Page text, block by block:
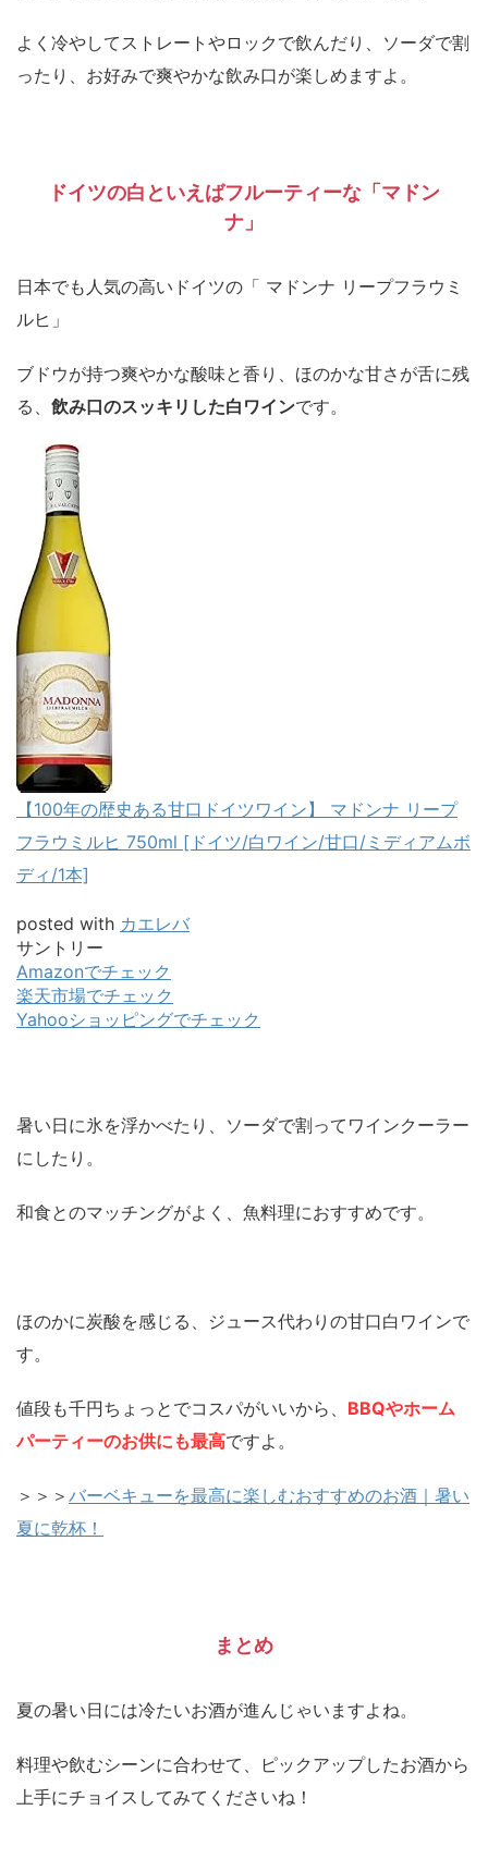
よく冷やしてストレートやロックで飲んだり、ソーダで割
ったり、お好みで爽やかな飲み口が楽しめますよ。
ドイツの白といえばフルーティーな「マドン
ナ」
日本でも人気の高いドイツの「 マドンナ リープフラウミ
ルヒ」
ブドウが持つ爽やかな酸味と香り、ほのかな甘さが舌に残
る、 飲み口のスッキリした白ワインです。
【100年の歴史ある甘口ドイツワイン】 マドンナ リープ
フラウミルヒ 750ml [ドイツ/白ワイン/甘口/ミディアムボ
ディ/1本]
posted with カエレバ
サントリー
Amazonでチェック
楽天市場でチェック
Yahooショッピングでチェック
暑い日に氷を浮かべたり、ソーダで割ってワインクーラー
にしたり。
和食とのマッチングがよく、魚料理におすすめです。
ほのかに炭酸を感じる、ジュース代わりの甘口白ワインで
す。
値段も千円ちょっとでコスパがいいから、 BBQやホーム
パーティーのお供にも最高ですよ。
＞＞＞ バーベキューを最高に楽しむおすすめのお酒｜暑い
夏に乾杯！
まとめ
夏の暑い日には冷たいお酒が進んじゃいますよね。
料理や飲むシーンに合わせて、ピックアップしたお酒から
上手にチョイスしてみてくださいね！